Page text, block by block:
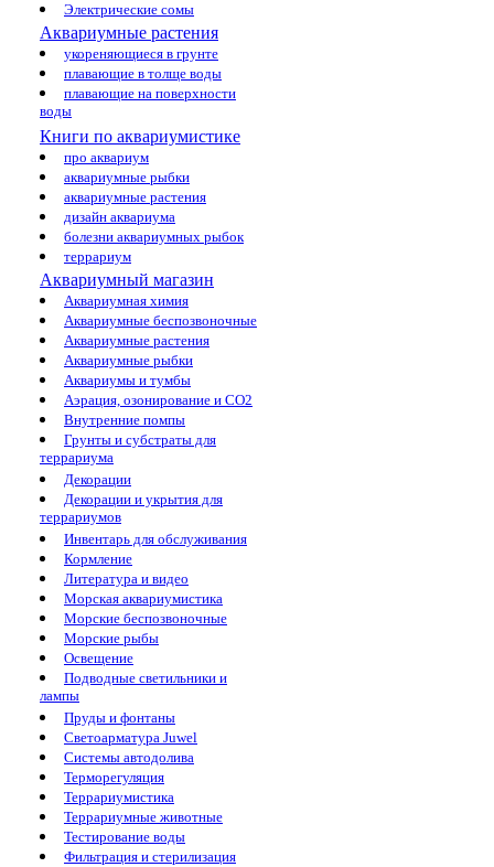
Электрические сомы
Аквариумные растения
укореняющиеся в грунте
плавающие в толще воды
плавающие на поверхности
воды
Книги по аквариумистике
про аквариум
аквариумные рыбки
аквариумные растения
дизайн аквариума
болезни аквариумных рыбок
террариум
Аквариумный магазин
Аквариумная химия
Аквариумные беспозвоночные
Аквариумные растения
Аквариумные рыбки
Аквариумы и тумбы
Аэрация, озонирование и CO2
Внутренние помпы
Грунты и субстраты для
террариума
Декорации
Декорации и укрытия для
террариумов
Инвентарь для обслуживания
Кормление
Литература и видео
Морская аквариумистика
Морские беспозвоночные
Морские рыбы
Освещение
Подводные светильники и
лампы
Пруды и фонтаны
Светоарматура Juwel
Системы автодолива
Терморегуляция
Террариумистика
Террариумные животные
Тестирование воды
Фильтрация и стерилизация